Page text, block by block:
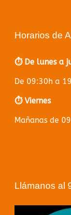
Horarios de
⏱️ De lunes a
De 09:30h a
⏱️ Viernes
Mañanas de
Llámanos al